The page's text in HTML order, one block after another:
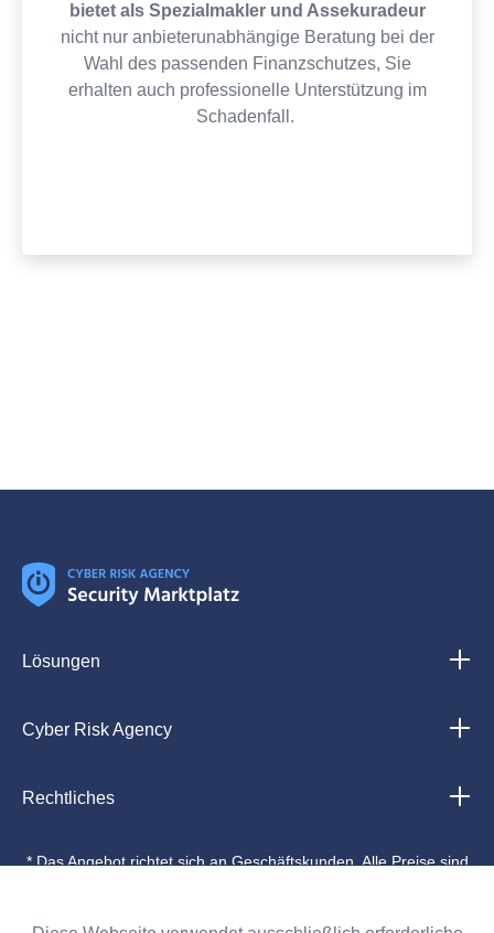
bietet als Spezialmakler und Assekuradeur
nicht nur anbieterunabhängige Beratung bei der
Wahl des passenden Finanzschutzes, Sie
erhalten auch professionelle Unterstützung im
Schadenfall.
Lösungen
Cyber Risk Agency
Rechtliches
* Das Angebot richtet sich an Geschäftskunden. Alle Preise sind